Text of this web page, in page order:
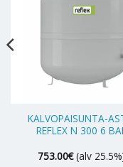
KALVOPAISUNTA-
REFLEX N 300 6
753.00€ (alv